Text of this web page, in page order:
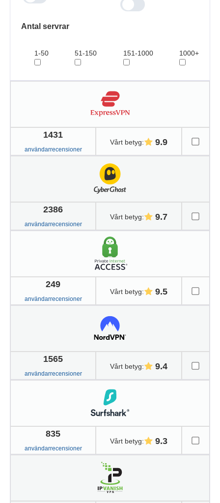
Antal servrar
1-50 51-150 151-1000 1000+
1431
användarrecensioner
Vårt betyg: 9.9
2386
användarrecensioner
Vårt betyg: 9.7
249
användarrecensioner
Vårt betyg: 9.5
1565
användarrecensioner
Vårt betyg: 9.4
835
användarrecensioner
Vårt betyg: 9.3